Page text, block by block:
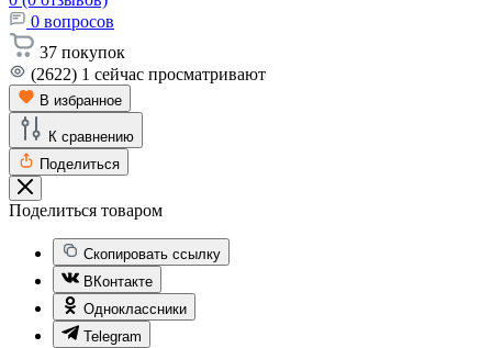
0 вопросов
37 покупок
(2622) 1 сейчас просматривают
В избранное
К сравнению
Поделиться
Поделиться товаром
Скопировать ссылку
ВКонтакте
Одноклассники
Telegram